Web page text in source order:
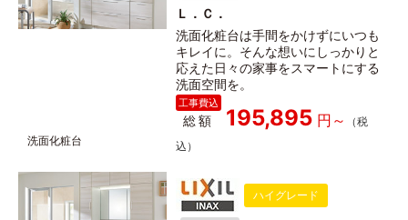
Ｌ．Ｃ．
洗面化粧台は手間をかけずにいつも
キレイに。そんな想いにしっかりと
応えた日々の家事をスマートにする
洗面空間を。
総額 195,895
ハイグレード